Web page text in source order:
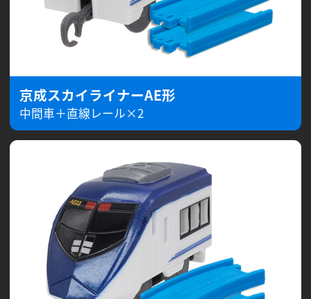
京成スカイライナーAE形
中間車＋直線レール×2